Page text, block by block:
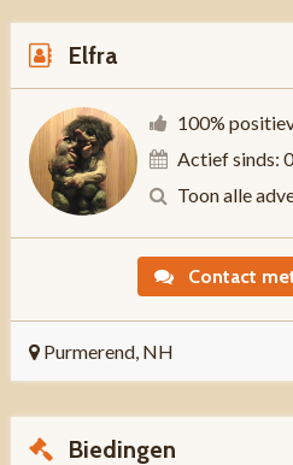
Elfra
100%
Actief sinds:
Toon alle
Contact
Purmerend, NH
Biedingen